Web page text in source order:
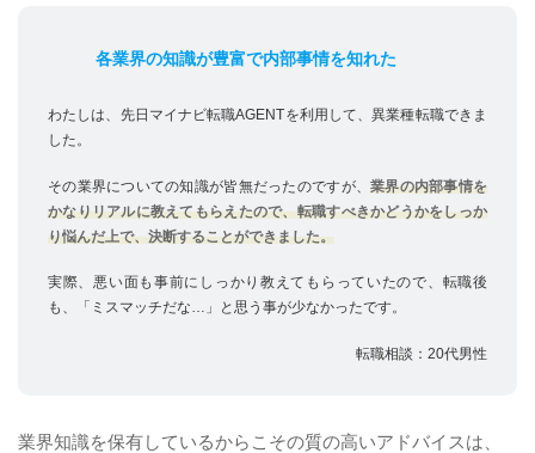
各業界の知識が豊富で内部事情を知れた
わたしは、先日マイナビ転職AGENTを利用して、異業種転職できま
した。
その業界についての知識が皆無だったのですが、業界の内部事情を
かなりリアルに教えてもらえたので、転職すべきかどうかをしっか
り悩んだ上で、決断することができました。
実際、悪い面も事前にしっかり教えてもらっていたので、転職後
も、「ミスマッチだな…」と思う事が少なかったです。
転職相談：20代男性
業界知識を保有しているからこその質の高いアドバイスは、